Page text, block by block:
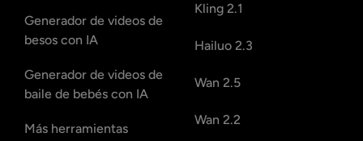
Generador de videos de
besos con IA
Generador de videos de
baile de bebés con IA
Más herramientas
Kling 2.1
Hailuo 2.3
Wan 2.5
Wan 2.2